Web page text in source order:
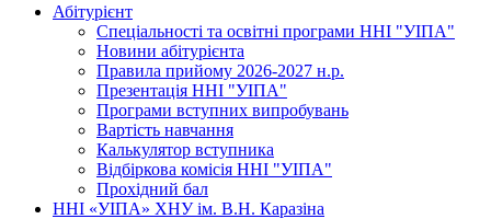
Абітурієнт
Спеціальності та освітні програми ННІ "УІПА"
Новини абітурієнта
Правила прийому 2026-2027 н.р.
Презентація ННІ "УІПА"
Програми вступних випробувань
Вартість навчання
Калькулятор вступника
Відбіркова комісія ННІ "УІПА"
Прохідний бал
ННІ «УІПА» ХНУ ім. В.Н. Каразіна